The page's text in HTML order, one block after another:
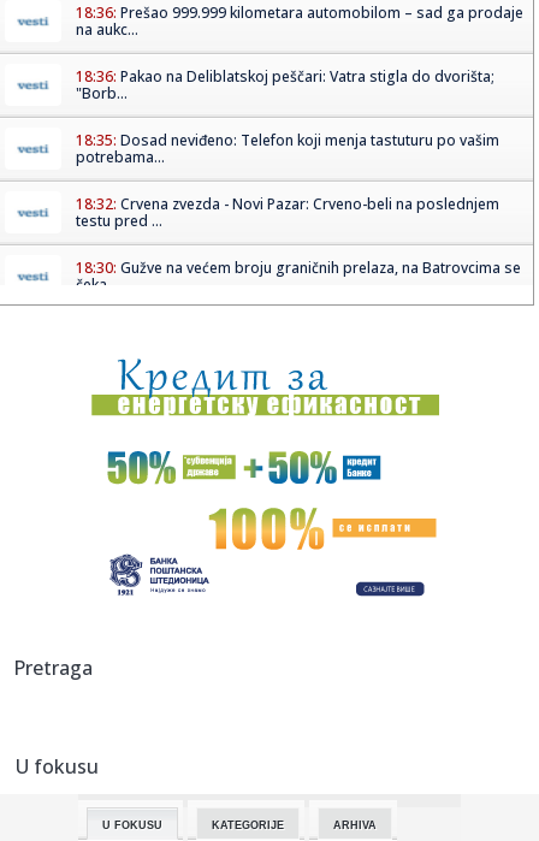
18:36: Prešao 999.999 kilometara automobilom – sad ga prodaje
na aukc...
18:36: Pakao na Deliblatskoj peščari: Vatra stigla do dvorišta;
"Borb...
18:35: Dosad neviđeno: Telefon koji menja tastuturu po vašim
potrebama...
18:32: Crvena zvezda - Novi Pazar: Crveno-beli na poslednjem
testu pred ...
18:30: Gužve na većem broju graničnih prelaza, na Batrovcima se
čeka...
18:30:Lorenco Pelegrini produžio ugovor sa Romom do 2027.
godine
18:27:Nissan NX7
"Iran obećao nesmetan protok nafte kroz Ormuski
18:24:Incident u fabrici u Kikindi! Hitno reagovali policija i lekari, ...
savezu Hrvatske...
18:16:
Pretraga
U fokusu
U FOKUSU KATEGORIJE ARHIVA